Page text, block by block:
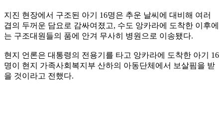
지진 현장에서 구조된 아기 16명은 추운 날씨에 대비해 여러
겹의 두꺼운 담요로 감싸여졌고, 수도 앙카라에 도착한 이후에
는 구조대원들의 품에 안겨 무사히 병원으로 이송됐다.
현지 언론은 대통령의 전용기를 타고 앙카라에 도착한 아기 16
명이 현지 가족사회복지부 산하의 아동단체에서 보살핌을 받
을 것이라고 전했다.